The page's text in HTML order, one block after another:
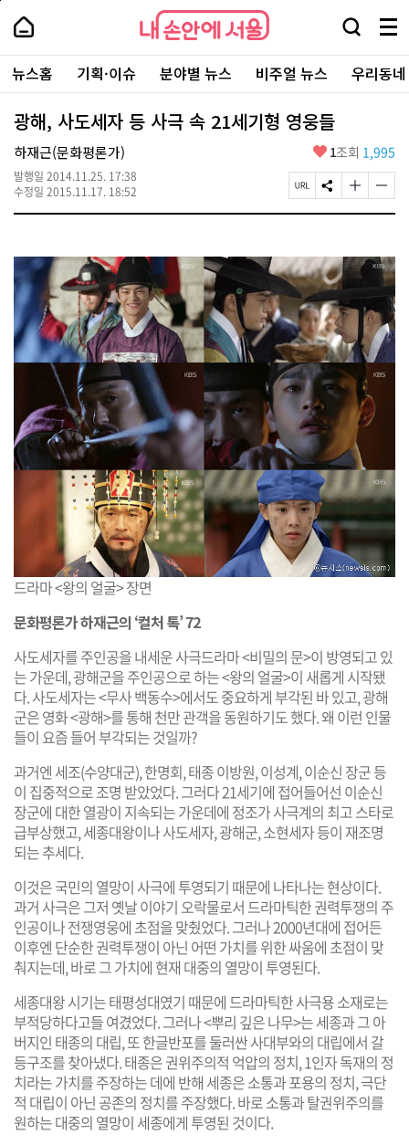
본
로
가
내
손
안
에
서
울
-
서
울
시
대
표
소
털
내
손
에
울
검
창
열
기
메
뉴
전
체
보
주
요
서
뉴스홈 기획·이슈 분야별 뉴스 비주얼 뉴스 우리동
광해, 사도세자 등 사극 속 21세기형 영웅들
하재근(문화평론가)
발행일 2014.11.25. 17:38
수정일 2015.11.17. 18:52
좋
요
1조회 1,995
페
이
R
L
복
사
S
N
유
하
기
글
자
크
게
변
경
하
기
글
자
작
게
변
경
하
기
드라마 <왕의 얼굴> 장면
문화평론가 하재근의 ‘컬처 톡’ 72
사도세자를 주인공을 내세운 사극드라마 <비밀의 문>이 방영되고 있
는 가운데, 광해군을 주인공으로 하는 <왕의 얼굴>이 새롭게 시작됐
다. 사도세자는 <무사 백동수>에서도 중요하게 부각된 바 있고, 광해
군은 영화 <광해>를 통해 천만 관객을 동원하기도 했다. 왜 이런 인물
들이 요즘 들어 부각되는 것일까?
과거엔 세조(수양대군), 한명회, 태종 이방원, 이성계, 이순신 장군 등
이 집중적으로 조명 받았었다. 그러다 21세기에 접어들어선 이순신
장군에 대한 열광이 지속되는 가운데에 정조가 사극계의 최고 스타로
급부상했고, 세종대왕이나 사도세자, 광해군, 소현세자 등이 재조명
되는 추세다.
이것은 국민의 열망이 사극에 투영되기 때문에 나타나는 현상이다.
과거 사극은 그저 옛날 이야기 오락물로서 드라마틱한 권력투쟁의 주
인공이나 전쟁영웅에 초점을 맞췄었다. 그러나 2000년대에 접어든
이후엔 단순한 권력투쟁이 아닌 어떤 가치를 위한 싸움에 초점이 맞
춰지는데, 바로 그 가치에 현재 대중의 열망이 투영된다.
세종대왕 시기는 태평성대였기 때문에 드라마틱한 사극용 소재로는
부적당하다고들 여겼었다. 그러나 <뿌리 깊은 나무>는 세종과 그 아
버지인 태종의 대립, 또 한글반포를 둘러싼 사대부와의 대립에서 갈
등구조를 찾아냈다. 태종은 권위주의적 억압의 정치, 1인자 독재의 정
치라는 가치를 주장하는 데에 반해 세종은 소통과 포용의 정치, 극단
적 대립이 아닌 공존의 정치를 주장했다. 바로 소통과 탈권위주의를
원하는 대중의 열망이 세종에게 투영된 것이다.
페
상
단
로